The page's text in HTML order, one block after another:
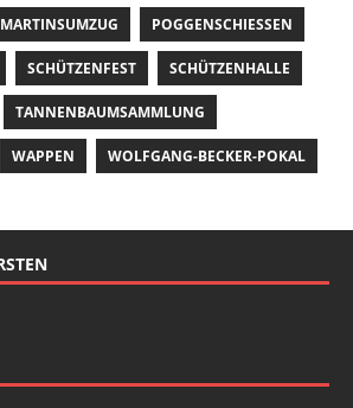
MARTINSUMZUG POGGENSCHIESSEN
SCHÜTZENFEST SCHÜTZENHALLE
TANNENBAUMSAMMLUNG
WAPPEN WOLFGANG-BECKER-POKAL